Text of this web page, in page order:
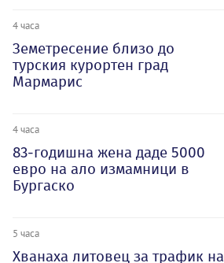
4 часа
Земетресение близо до
турския курортен град
Мармарис
4 часа
83-годишна жена даде 5000
евро на ало измамници в
Бургаско
5 часа
Хванаха литовец за трафик на